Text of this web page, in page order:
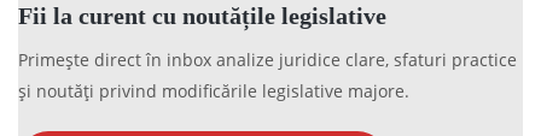
Fii la curent cu noutățile legislative
Primește direct în inbox analize juridice clare, sfaturi practice
și noutăți privind modificările legislative majore.